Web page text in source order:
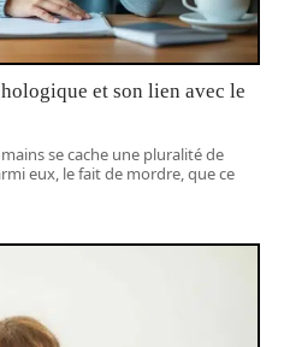
et son lien avec le
se cache une pluralité de
eux, le fait de mordre, que ce